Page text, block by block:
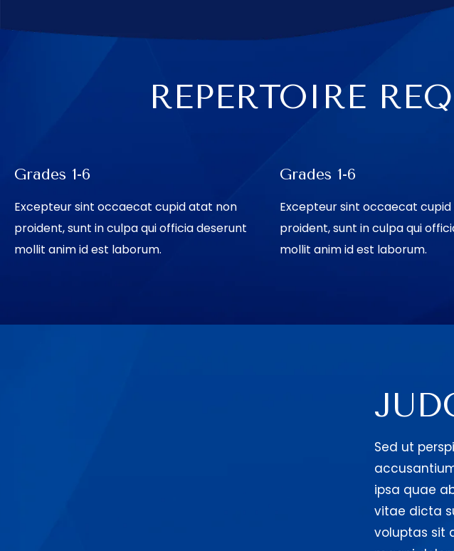
REPERTOIRE
Grades 1-6
Excepteur sint occaecat cupid atat non
proident, sunt in culpa qui officia deserunt
mollit anim id est laborum.
Grades 1-6
Excepteur sint occaecat
proident, sunt in culpa qui
mollit anim id est laborum.
Sed ut
ipsa quae
vitae dicta
voluptas sit